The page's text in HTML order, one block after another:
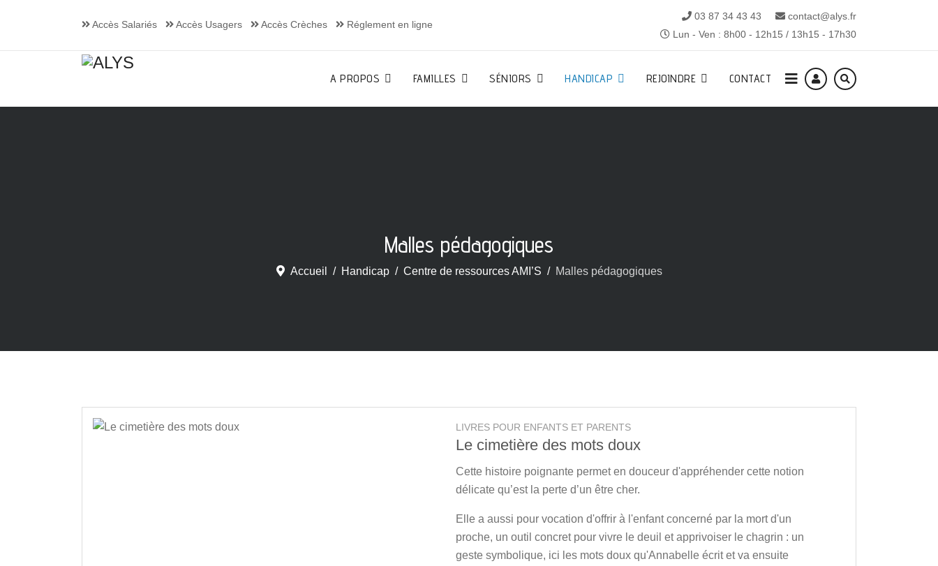
Accès Salariés Accès Usagers Accès Crèches Réglement en ligne
03 87 34 43 43
contact@alys.fr
Lun - Ven : 8h00 - 12h15 / 13h15 - 17h30
A PROPOS FAMILLES SÉNIORS HANDICAP REJOINDRE CONTACT
Malles pédagogiques
Accueil Handicap Centre de ressources AMI’S Malles pédagogiques
LIVRES POUR ENFANTS ET PARENTS
Le cimetière des mots doux
Cette histoire poignante permet en douceur d'appréhender cette notion
délicate qu’est la perte d’un être cher.
Elle a aussi pour vocation d'offrir à l'enfant concerné par la mort d'un
proche, un outil concret pour vivre le deuil et apprivoiser le chagrin : un
geste symbolique, ici les mots doux qu'Annabelle écrit et va ensuite